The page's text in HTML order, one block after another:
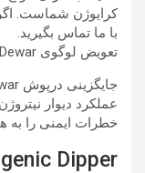
کرایوژن شماست.
با ما تماس بگیرید.
تعویض لوگوی Dewar Cap Dewar
عملکرد دیوار
خطرات ایمنی را به
Dipper